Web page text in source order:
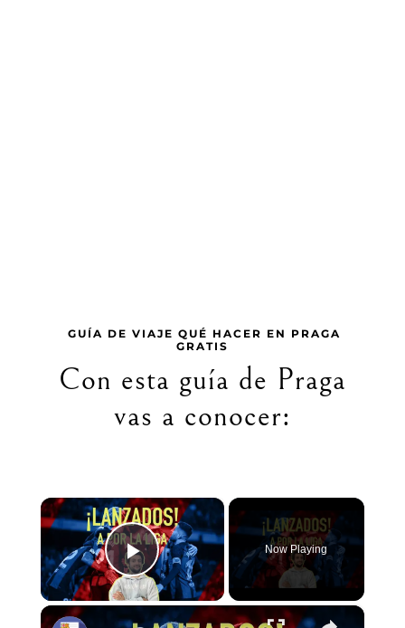
GUÍA DE VIAJE QUÉ HACER EN PRAGA
GRATIS
Con esta guía de Praga
vas a conocer:
×
Play Video
Now Playing
×